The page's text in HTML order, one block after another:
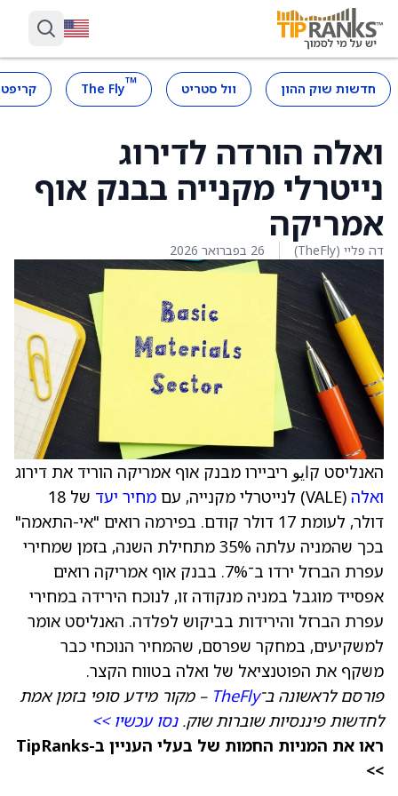
חדשות שוק ההון וול סטריט ™
The Fly
ואלה הורדה לדירוג
נייטרלי מקנייה בבנק אוף
אמריקה
דה פליי (TheFly) 26 בפברואר 2026
האנליסט קايو ריביירו מבנק אוף אמריקה הוריד את דירוג
ואלה (VALE) לנייטרלי מקנייה, עם מחיר יעד
של 18
דולר, לעומת 17 דולר קודם. בפירמה רואים "אי-התאמה"
בכך שהמניה עלתה 35% מתחילת השנה, בזמן שמחירי
עפרת הברזל ירדו ב־7%. בבנק אוף אמריקה רואים
אפסייד מוגבל במניה מנקודה זו, לנוכח הירידה במחירי
עפרת הברזל והירידות בביקוש לפלדה. האנליסט אומר
למשקיעים, במחקר שפרסם, שהמחיר הנוכחי כבר
משקף את הפוטנציאל של ואלה בטווח הקצר.
פורסם לראשונה ב־TheFly – מקור מידע סופי בזמן אמת
לחדשות פיננסיות שוברות שוק.נסו עכשיו >>
ראו את המניות החמות של בעלי העניין ב-TipRanks
>>